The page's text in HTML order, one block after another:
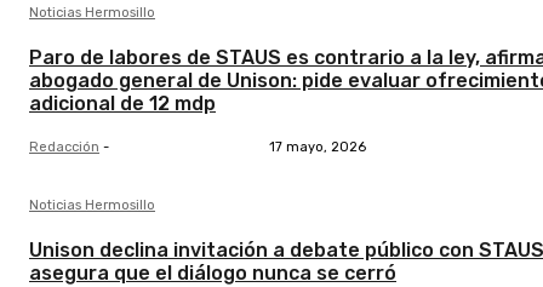
Noticias Hermosillo
Paro de labores de STAUS es contrario a la ley,
abogado general de Unison: pide evaluar
adicional de 12 mdp
Redacción - 17 mayo, 2026
Noticias Hermosillo
Unison declina invitación a debate público con
asegura que el diálogo nunca se cerró